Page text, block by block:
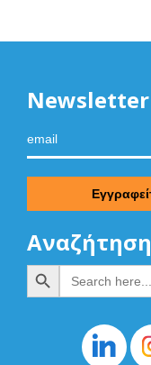
Newsletter
Αναζήτηση
Search
for:
Search Button